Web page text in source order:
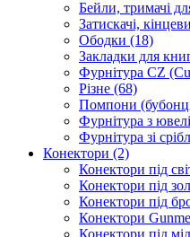
Бейли, тримачі
Затискачі,
Ободки (18)
Закладки для
Фурнітура CZ
Різне (68)
Помпони
Фурнітура з
Фурнітура зі
Конектори (2)
Конектори під
Конектори під
Конектори під
Конектори
Конектори під